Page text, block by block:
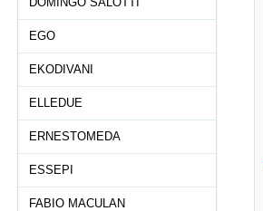
EGO
EKODIVANI
ELLEDUE
ERNESTOMEDA
ESSEPI
FABIO MACULAN